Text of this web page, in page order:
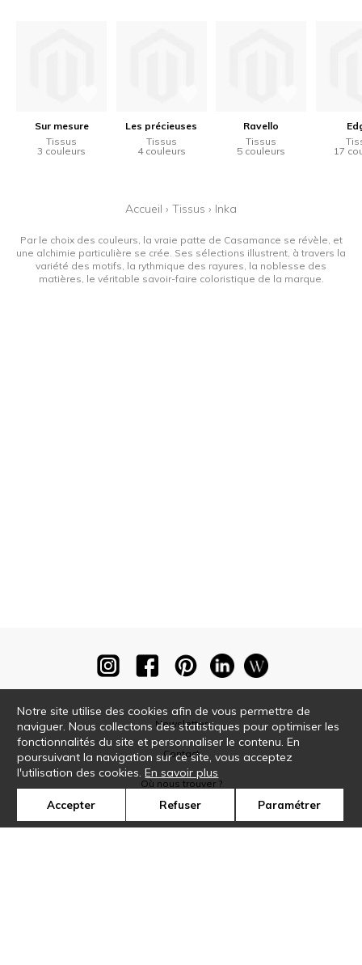
Sur mesure
Tissus
3 couleurs
Les précieuses
Tissus
4 couleurs
Ravello
Tissus
5 couleurs
17
Accueil › Tissus › Inka
Par le choix des couleurs, la vraie patte de Casamance se révèle, et
une alchimie particulière se crée. Ses sélections illustrent, à travers la
variété des motifs, la rythmique des rayures, la noblesse des
matières, le véritable savoir-faire coloristique de la marque.
Newsletter
Contact
Où nous trouver ?
Notre site utilise des cookies afin de vous permettre de
naviguer. Nous collectons des statistiques pour optimiser les
fonctionnalités du site et personnaliser le contenu. En
poursuivant la navigation sur ce site, vous acceptez
l'utilisation des cookies.En savoir plus
Accepter Refuser Paramétrer